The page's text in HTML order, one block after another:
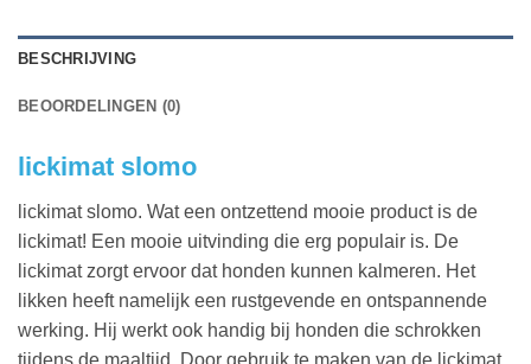
BESCHRIJVING
BEOORDELINGEN (0)
lickimat slomo
lickimat slomo. Wat een ontzettend mooie product is de
lickimat! Een mooie uitvinding die erg populair is. De
lickimat zorgt ervoor dat honden kunnen kalmeren. Het
likken heeft namelijk een rustgevende en ontspannende
werking. Hij werkt ook handig bij honden die schrokken